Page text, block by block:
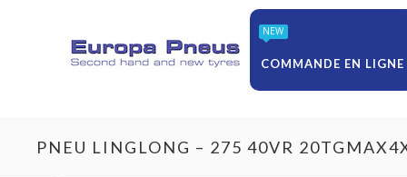
NEW
COMMANDE EN LIGNE
PNEU LINGLONG – 275 40VR